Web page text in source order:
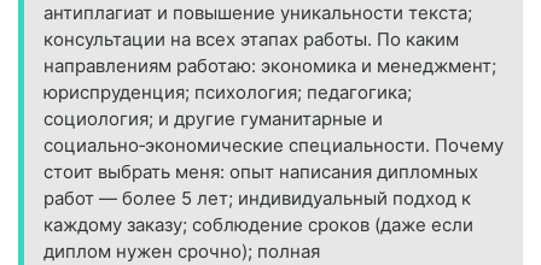
антиплагиат и повышение уникальности текста;
консультации на всех этапах работы. По каким
направлениям работаю: экономика и менеджмент;
юриспруденция; психология; педагогика;
социология; и другие гуманитарные и
социально‑экономические специальности. Почему
стоит выбрать меня: опыт написания дипломных
работ — более 5 лет; индивидуальный подход к
каждому заказу; соблюдение сроков (даже если
диплом нужен срочно); полная